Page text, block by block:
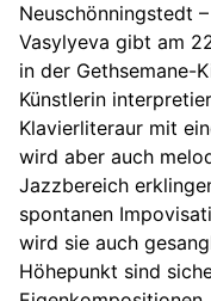
Neuschönningstedt
Vasylyeva gibt am
in der Gethsemane-
Künstlerin
Klavierliteraur mit
wird aber auch
Jazzbereich
spontanen
wird sie auch
Höhepunkt sind